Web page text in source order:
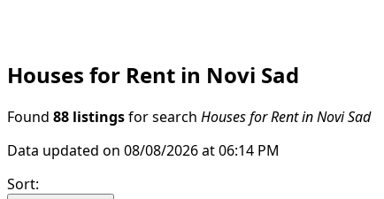
Houses for Rent in Novi Sad
Found 88 listings for search Houses for Rent in Novi Sad
Data updated on 08/08/2026 at 06:14 PM
Sort: